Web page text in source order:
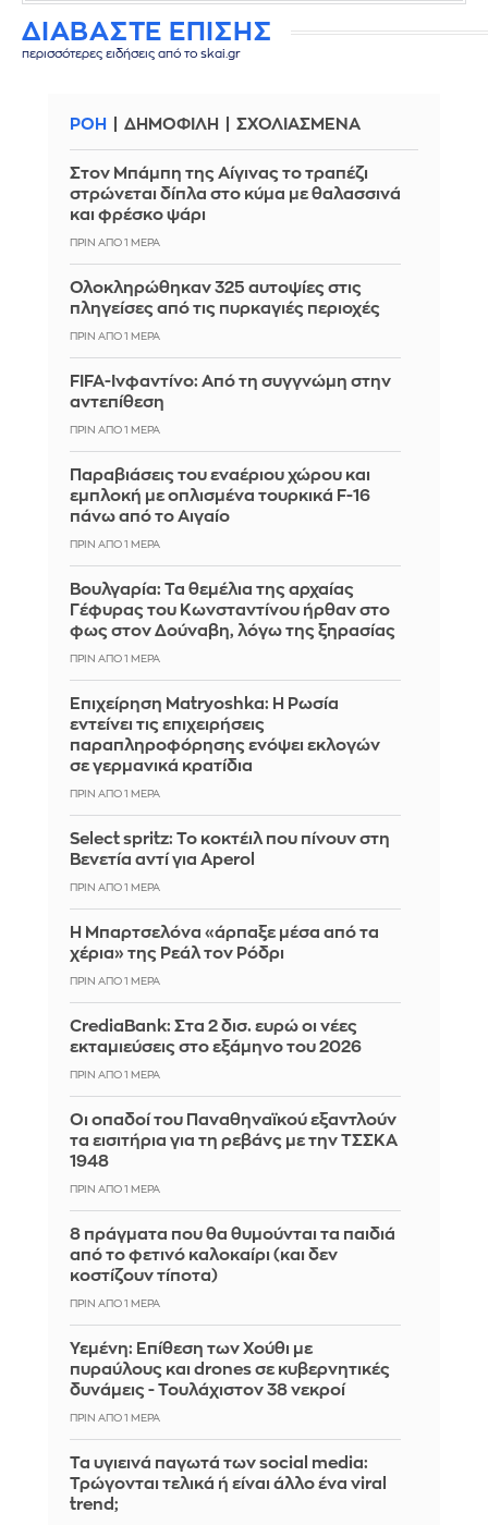
ΔΙΑΒΑΣΤΕ ΕΠΙΣΗΣ
περισσότερες ειδήσεις από το skai.gr
ΡΟΗ ΔΗΜΟΦΙΛΗ ΣΧΟΛΙΑΣΜΕΝΑ
Στον Μπάμπη της Αίγινας το τραπέζι
στρώνεται δίπλα στο κύμα με θαλασσινά
και φρέσκο ψάρι
ΠΡΙΝ ΑΠΌ 1 ΜΈΡΑ
Ολοκληρώθηκαν 325 αυτοψίες στις
πληγείσες από τις πυρκαγιές περιοχές
ΠΡΙΝ ΑΠΌ 1 ΜΈΡΑ
FIFA-Ινφαντίνο: Από τη συγγνώμη στην
αντεπίθεση
ΠΡΙΝ ΑΠΌ 1 ΜΈΡΑ
Παραβιάσεις του εναέριου χώρου και
εμπλοκή με οπλισμένα τουρκικά F-16
πάνω από το Αιγαίο
ΠΡΙΝ ΑΠΌ 1 ΜΈΡΑ
Βουλγαρία: Τα θεμέλια της αρχαίας
Γέφυρας του Κωνσταντίνου ήρθαν στο
φως στον Δούναβη, λόγω της ξηρασίας
ΠΡΙΝ ΑΠΌ 1 ΜΈΡΑ
Επιχείρηση Matryoshka: Η Ρωσία
εντείνει τις επιχειρήσεις
παραπληροφόρησης ενόψει εκλογών
σε γερμανικά κρατίδια
ΠΡΙΝ ΑΠΌ 1 ΜΈΡΑ
Select spritz: Το κοκτέιλ που πίνουν στη
Βενετία αντί για Aperol
ΠΡΙΝ ΑΠΌ 1 ΜΈΡΑ
Η Μπαρτσελόνα «άρπαξε μέσα από τα
χέρια» της Ρεάλ τον Ρόδρι
ΠΡΙΝ ΑΠΌ 1 ΜΈΡΑ
CrediaBank: Στα 2 δισ. ευρώ οι νέες
εκταμιεύσεις στο εξάμηνο του 2026
ΠΡΙΝ ΑΠΌ 1 ΜΈΡΑ
Οι οπαδοί του Παναθηναϊκού εξαντλούν
τα εισιτήρια για τη ρεβάνς με την ΤΣΣΚΑ
1948
ΠΡΙΝ ΑΠΌ 1 ΜΈΡΑ
8 πράγματα που θα θυμούνται τα παιδιά
από το φετινό καλοκαίρι (και δεν
κοστίζουν τίποτα)
ΠΡΙΝ ΑΠΌ 1 ΜΈΡΑ
Υεμένη: Επίθεση των Χούθι με
πυραύλους και drones σε κυβερνητικές
δυνάμεις - Τουλάχιστον 38 νεκροί
ΠΡΙΝ ΑΠΌ 1 ΜΈΡΑ
Τα υγιεινά παγωτά των social media:
Τρώγονται τελικά ή είναι άλλο ένα viral
trend;